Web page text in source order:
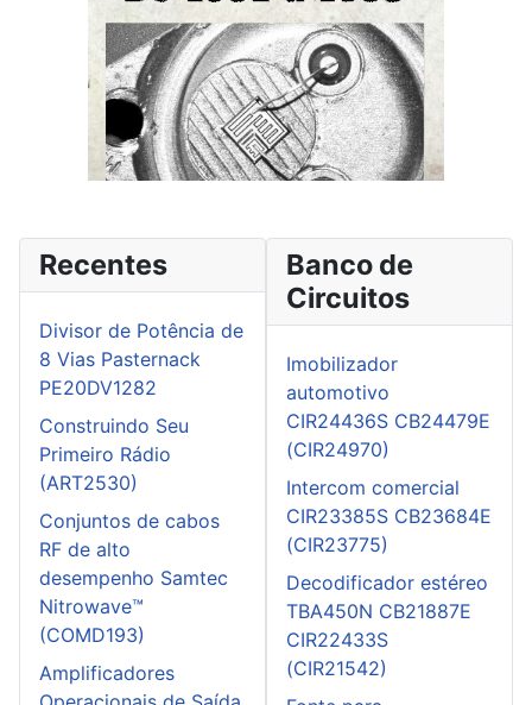
Recentes
Divisor de Potência de
8 Vias Pasternack
PE20DV1282
Construindo Seu
Primeiro Rádio
(ART2530)
Conjuntos de cabos
RF de alto
desempenho Samtec
Nitrowave™
(COMD193)
Amplificadores
Banco de
Circuitos
Imobilizador
automotivo
CIR24436S CB24479E
(CIR24970)
Intercom comercial
CIR23385S CB23684E
(CIR23775)
Decodificador estéreo
TBA450N CB21887E
CIR22433S
(CIR21542)